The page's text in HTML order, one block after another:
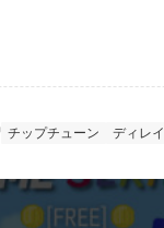
チップチューン ディレイ